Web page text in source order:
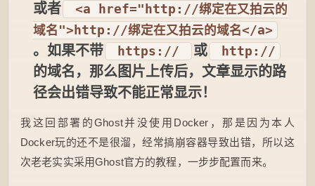
或者
<a href="http://绑定在又拍云的
域名">http://绑定在又拍云的域名</a>
。如果不带 https:// 或 http://
的域名，那么图片上传后，文章显示的路
径会出错导致不能正常显示！
我这回部署的Ghost并没使用Docker，那是因为本人
Docker玩的还不是很溜，经常搞崩容器导致出错，所以这
次老老实实采用Ghost官方的教程，一步步配置而来。